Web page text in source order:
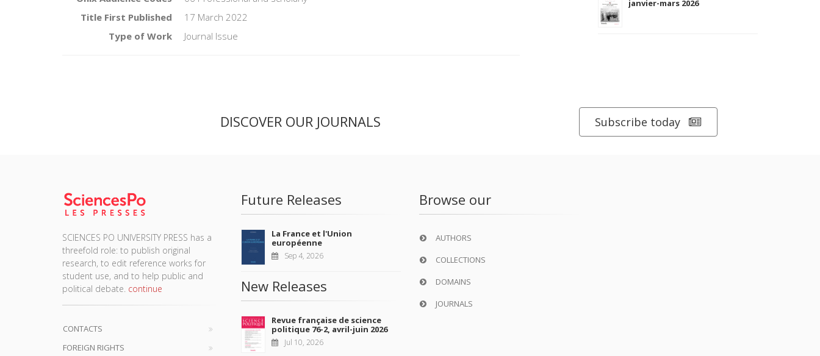
Title First Published
17 March 2022
Type of Work
Journal Issue
janvier-mars 2026
DISCOVER OUR JOURNALS Subscribe today
SCIENCES PO UNIVERSITY PRESS has a
threefold role: to publish original
research, to edit reference works for
student use, and to help public and
political debate. continue
CONTACTS
FOREIGN RIGHTS
Future Releases
La France et l'Union
européenne
Sep 4, 2026
New Releases
Revue française de science
politique 76-2, avril-juin 2026
Jul 10, 2026
Browse our
AUTHORS
COLLECTIONS
DOMAINS
JOURNALS